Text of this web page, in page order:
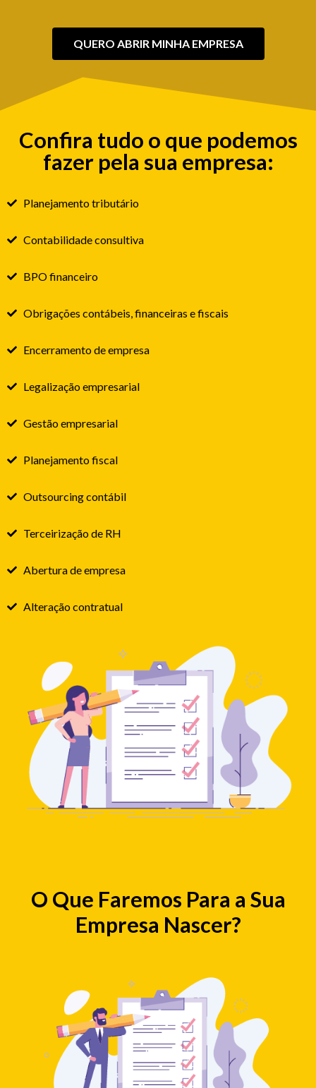
QUERO ABRIR MINHA EMPRESA
Confira tudo o que podemos
fazer pela sua empresa:
Planejamento tributário
Contabilidade consultiva
BPO financeiro
Obrigações contábeis, financeiras e fiscais
Encerramento de empresa
Legalização empresarial
Gestão empresarial
Planejamento fiscal
Outsourcing contábil
Terceirização de RH
Abertura de empresa
Alteração contratual
O Que Faremos Para a Sua
Empresa Nascer?